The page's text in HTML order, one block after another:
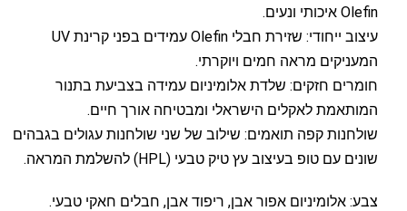
Olefin איכותי ונעים.
עיצוב ייחודי: שזירת חבלי Olefin עמידים בפני קרינת UV
המעניקים מראה חמים ויוקרתי.
חומרים חזקים: שלדת אלומיניום עמידה בצביעת בתנור
המותאמת לאקלים הישראלי ומבטיחה אורך חיים.
שולחנות קפה תואמים: שילוב של שני שולחנות עגולים בגבהים
שונים עם טופ בעיצוב עץ טיק טבעי (HPL) להשלמת המראה.
צבע: אלומיניום אפור אבן, ריפוד אבן, חבלים חאקי טבעי.